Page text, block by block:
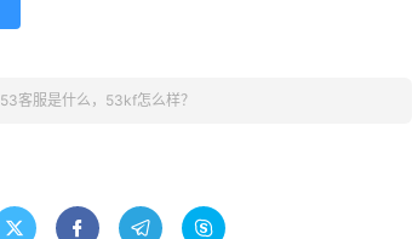
53客服是什么，53kf怎么样？
   